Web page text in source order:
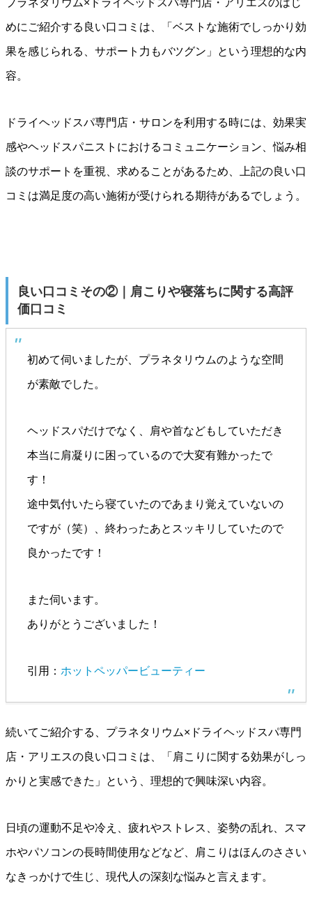
プラネタリウム×ドライヘッドスパ専門店・アリエスのはじ
めにご紹介する良い口コミは、「ベストな施術でしっかり効
果を感じられる、サポート力もバツグン」という理想的な内
容。
ドライヘッドスパ専門店・サロンを利用する時には、効果実
感やヘッドスパニストにおけるコミュニケーション、悩み相
談のサポートを重視、求めることがあるため、上記の良い口
コミは満足度の高い施術が受けられる期待があるでしょう。
良い口コミその②｜肩こりや寝落ちに関する高評
価口コミ
初めて伺いましたが、プラネタリウムのような空間
が素敵でした。
ヘッドスパだけでなく、肩や首などもしていただき
本当に肩凝りに困っているので大変有難かったで
す！
途中気付いたら寝ていたのであまり覚えていないの
ですが（笑）、終わったあとスッキリしていたので
良かったです！
また伺います。
ありがとうございました！
引用： ホットペッパービューティー
続いてご紹介する、プラネタリウム×ドライヘッドスパ専門
店・アリエスの良い口コミは、「肩こりに関する効果がしっ
かりと実感できた」という、理想的で興味深い内容。
日頃の運動不足や冷え、疲れやストレス、姿勢の乱れ、スマ
ホやパソコンの長時間使用などなど、肩こりはほんのささい
なきっかけで生じ、現代人の深刻な悩みと言えます。